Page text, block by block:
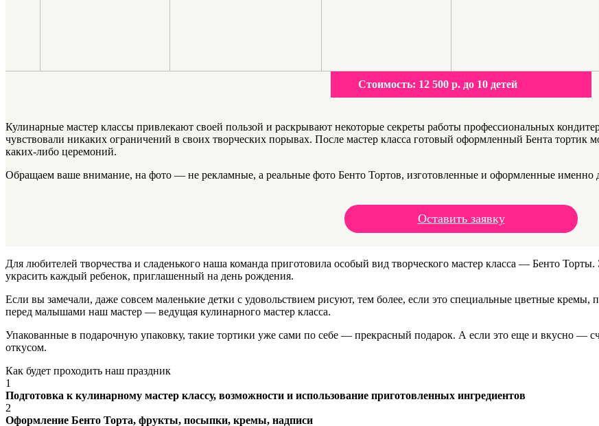
Стоимость: 12 500 р. до 10 детей
Кулинарные мастер классы привлекают своей пользой и раскрывают некоторые секреты работы профессиональных
чувствовали никаких ограничений в своих творческих порывах. После мастер класса готовый оформленный Бента тортик
каких-либо церемоний.
Обращаем ваше внимание, на фото — не рекламные, а реальные фото Бенто Тортов, изготовленные и оформленные именно
Оставить заявку
Для любителей творчества и сладенького наша команда приготовила особый вид творческого мастер класса — Бенто
украсить каждый ребенок, приглашенный на день рождения.
Если вы замечали, даже совсем маленькие детки с удовольствием рисуют, тем более, если это специальные цветные
перед малышами наш мастер — ведущая кулинарного мастер класса.
Упакованные в подарочную упаковку, такие тортики уже сами по себе — прекрасный подарок. А если это еще и вкусно —
откусом.
Как будет проходить наш праздник
1
Подготовка к кулинарному мастер классу, возможности и использование приготовленных ингредиентов
2
Оформление Бенто Торта, фрукты, посыпки, кремы, надписи